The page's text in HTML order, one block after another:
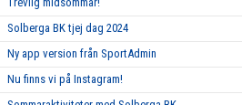
Solberga BK tjej dag 2024
Ny app version från SportAdmin
Nu finns vi på Instagram!